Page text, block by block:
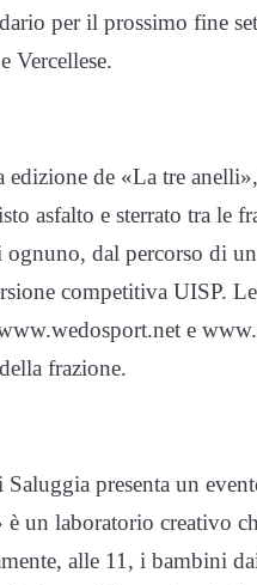
per il prossimo fine
Vercellese.
edizione de «La tre
asfalto e sterrato tra le
ognuno, dal percorso di
competitiva UISP.
e
frazione.
presenta un
un laboratorio creativo
alle 11, i bambini